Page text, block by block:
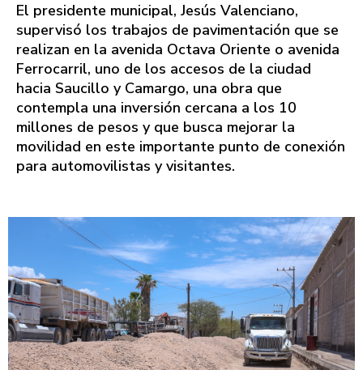
El presidente municipal, Jesús Valenciano,
supervisó los trabajos de pavimentación que se
realizan en la avenida Octava Oriente o avenida
Ferrocarril, uno de los accesos de la ciudad
hacia Saucillo y Camargo, una obra que
contempla una inversión cercana a los 10
millones de pesos y que busca mejorar la
movilidad en este importante punto de conexión
para automovilistas y visitantes.